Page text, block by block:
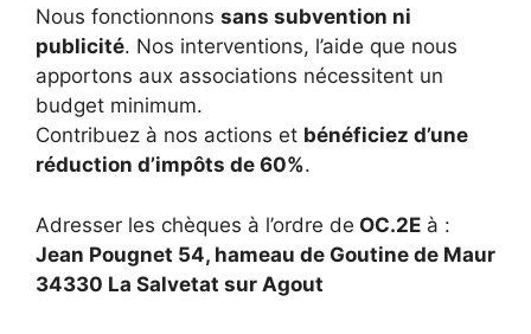
Nous fonctionnons sans subvention ni
publicité. Nos interventions, l’aide que nous
apportons aux associations nécessitent un
budget minimum.
Contribuez à nos actions et bénéficiez d’une
réduction d’impôts de 60%.
Adresser les chèques à l’ordre de OC.2E à :
Jean Pougnet 54, hameau de Goutine de Maur
34330 La Salvetat sur Agout